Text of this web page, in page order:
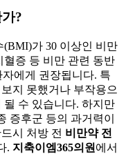
?
가 30 이상인 비만
혈증 등 비만 관련 동반
에게 권장됩니다. 특
지 못했거나 부작용으
될 수 있습니다. 하지만
증후군 등의 과거력이
시 처방 전 비만약 전
. 지축이엠365의원 에서